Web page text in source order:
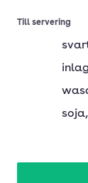
Till servering
soja